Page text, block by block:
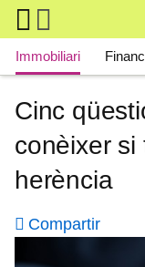
Skip to main content
Main navigation
Immobiliari
Cinc
conèixer si
herència
Compartir